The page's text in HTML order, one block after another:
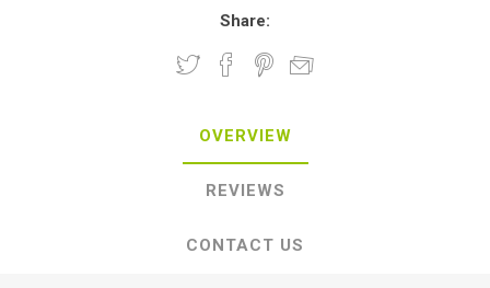
Share:
OVERVIEW
REVIEWS
CONTACT US